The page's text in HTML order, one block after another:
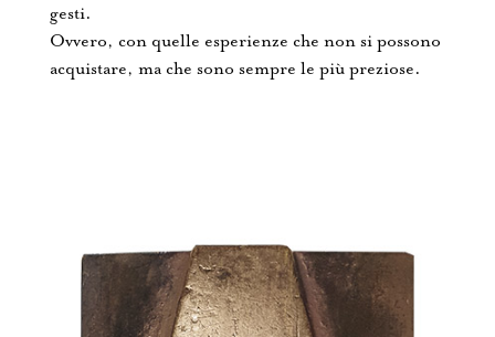
gesti.
Ovvero, con quelle esperienze che non si possono
acquistare, ma che sono sempre le più preziose.